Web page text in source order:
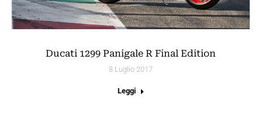
Ducati 1299 Panigale R Final Edition
8 Luglio 2017
Leggi